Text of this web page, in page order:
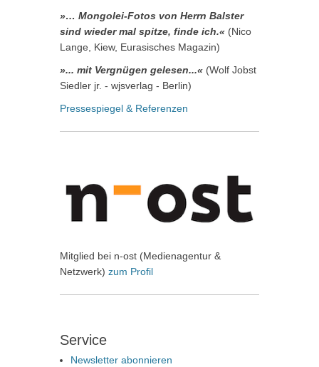
»… Mongolei-Fotos von Herrn Balster
sind wieder mal spitze, finde ich.« (Nico
Lange, Kiew, Eurasisches Magazin)
»... mit Vergnügen gelesen...« (Wolf Jobst
Siedler jr. - wjsverlag - Berlin)
Pressespiegel & Referenzen
Mitglied bei n-ost (Medienagentur &
Netzwerk) zum Profil
Service
Newsletter abonnieren